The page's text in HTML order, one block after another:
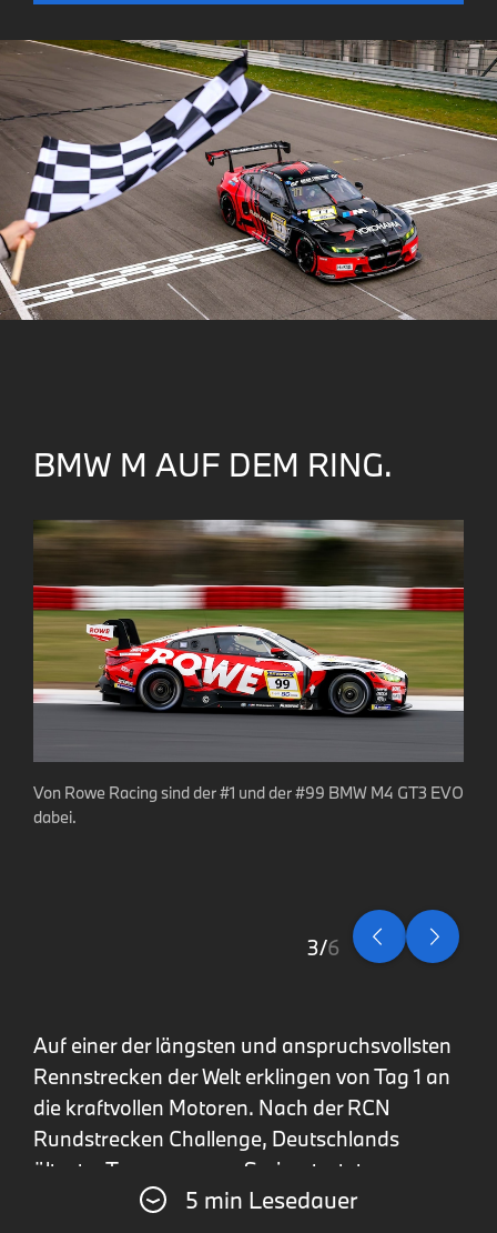
5 min Lesedauer
BMW M AUF DEM RING.
Von Rowe Racing sind der #1 und der #99 BMW M4 GT3 EVO
dabei.
Kein Aprilscherz: Der BMW M3 Touring 24H tritt in der
Sonderklasse SP-X an.
4 6
Auf einer der längsten und anspruchsvollsten
Rennstrecken der Welt erklingen von Tag 1 an
die kraftvollen Motoren. Nach der RCN
Rundstrecken Challenge, Deutschlands
ältester Tourenwagen-Serie, startet am
Donnerstag um 13:15 Uhr schon das erste